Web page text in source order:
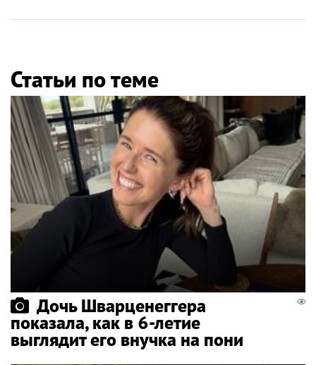
Статьи по теме
Дочь Шварценеггера
показала, как в 6-летие
выглядит его внучка на пони